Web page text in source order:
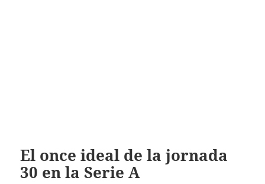
El once ideal de la jornada
30 en la Serie A